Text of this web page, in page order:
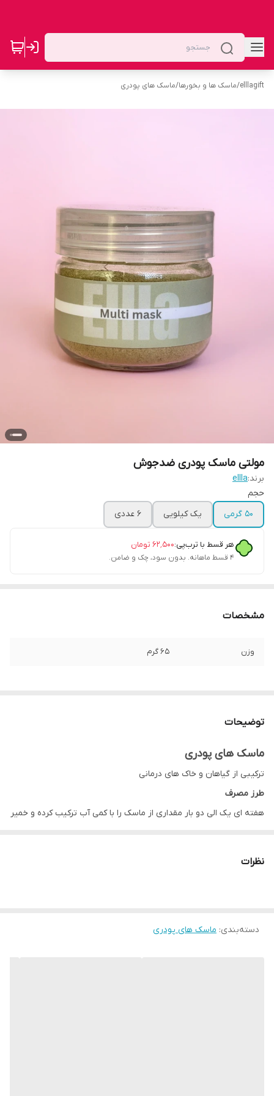
elllagift
/ماسک ها و بخورها/ماسک های پودری
مولتی ماسک پودری ضدجوش
برند:ellla
حجم
۵۰ گرمی
یک کیلویی 6 عددی
هر قسط با ترب‌پی:۶۲٬۵۰۰ تومان
۴ قسط ماهانه. بدون سود، چک و ضامن.
مشخصات
وزن ۶۵ گرم
توضیحات
ماسک های پودری
ترکیبی از گیاهان و خاک های درمانی
طرز مصرف
هفته ای یک الی دو بار مقداری از ماسک را با کمی آب ترکیب کرده و خمیر
نکته
نظرات
دسته‌بندی: ماسک های پودری